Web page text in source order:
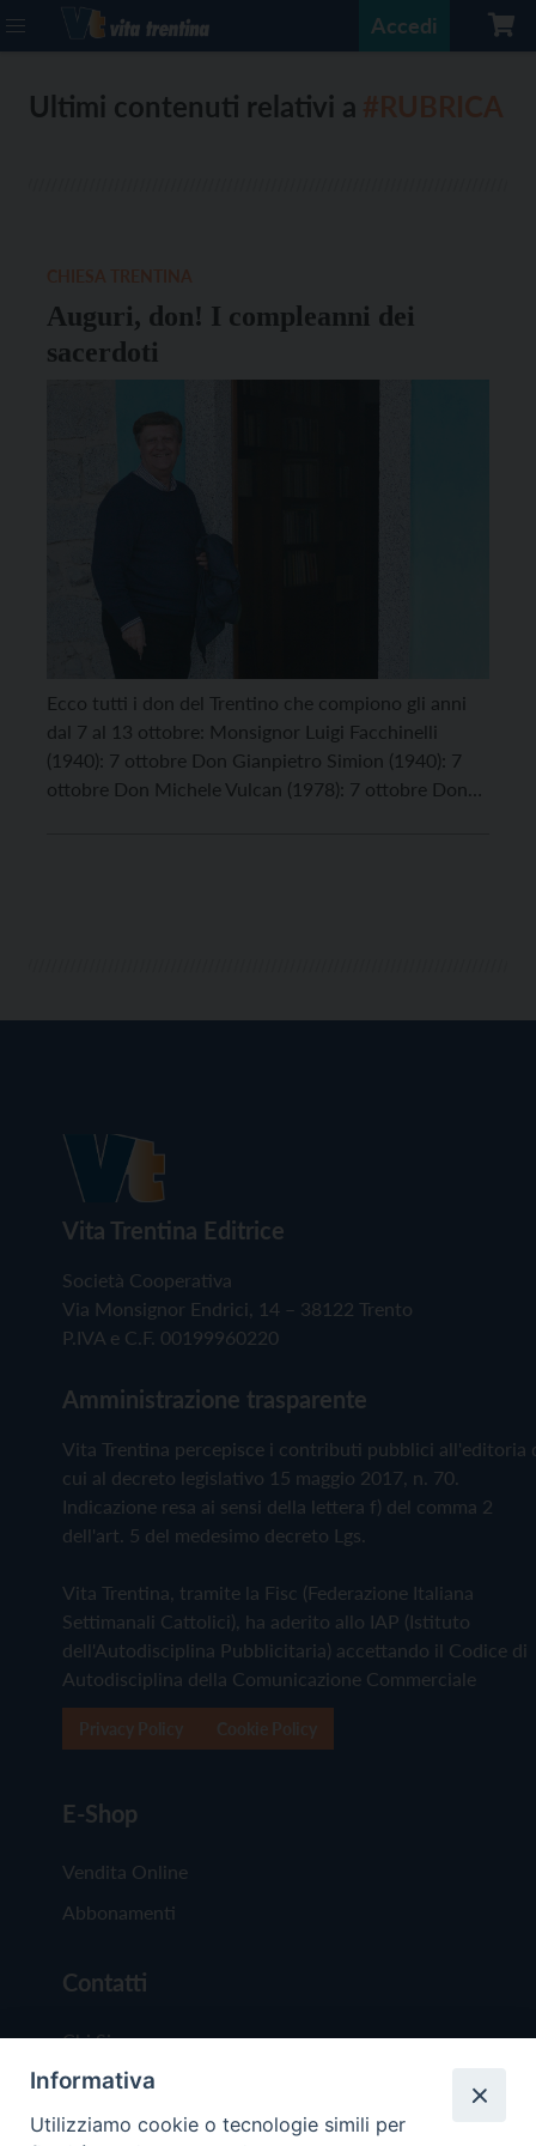
Accedi
Ultimi contenuti relativi a
Auguri, don! I compleanni dei
sacerdoti
Ecco tutti i don del Trentino che compiono gli anni
dal 7 al 13 ottobre: Monsignor Luigi Facchinelli
(1940): 7 ottobre Don Gianpietro Simion (1940): 7
ottobre Don Michele Vulcan (1978): 7 ottobre Don
Vita Trentina Editrice
Società Cooperativa
Via Monsignor Endrici, 14 – 38122 Trento
P.IVA e C.F. 00199960220
Amministrazione trasparente
Vita Trentina percepisce i contributi pubblici all'editoria
cui al decreto legislativo 15 maggio 2017, n. 70.
Indicazione resa ai sensi della lettera f) del comma 2
dell'art. 5 del medesimo decreto Lgs.
Vita Trentina, tramite la Fisc (Federazione Italiana
Settimanali Cattolici), ha aderito allo IAP (Istituto
dell'Autodisciplina Pubblicitaria) accettando il Codice di
Autodisciplina della Comunicazione Commerciale
E-Shop
Vendita Online
Abbonamenti
Contatti
Chi Siamo
Redazione
Scrivici
Informativa
Utilizziamo cookie o tecnologie simili per